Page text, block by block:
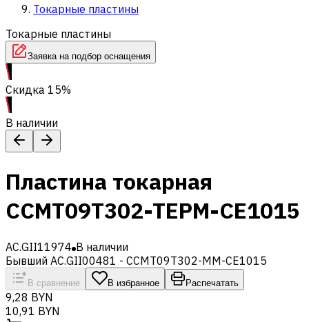
Токарные пластины
Токарные пластины
Заявка на подбор оснащения
Скидка 15%
В наличии
Пластина токарная
CCMT09T302-TEPM-CE1015
AC.GII11974 В наличии
Бывший AC.GII00481 - CCMT09T302-MM-CE1015
В сравнение В избранное Распечатать
9,28 BYN
10,91 BYN